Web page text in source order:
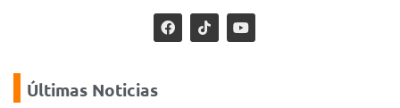
Últimas Noticias